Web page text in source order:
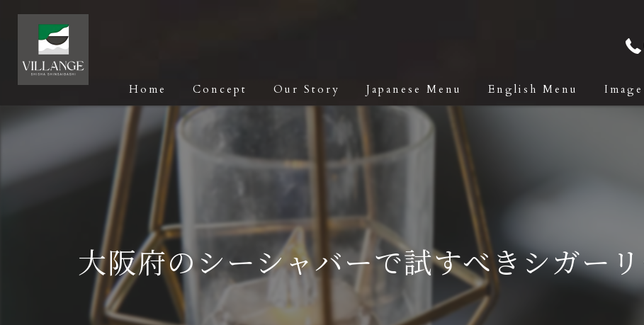
Home Concept Our Story Japanese Menu English Menu Image
大阪府のシーシャバーで試すべきシガー